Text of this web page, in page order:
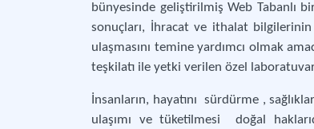
bünyesinde geliştirilmiş Web Tabanlı
sonuçları, İhracat ve ithalat bilgilerinin
ulaşmasını temine yardımcı olmak
teşkilatı ile yetki verilen özel
İnsanların, hayatını sürdürme ,
ulaşımı ve tüketilmesi doğal